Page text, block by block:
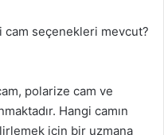
seçenekleri mevcut?
polarize cam ve
Hangi camın
için bir uzmana